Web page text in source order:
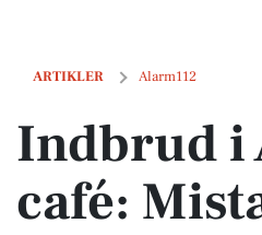
ARTIKLER Alarm112
Indbrud i Aalborg café: Mistænkt
Indbrud i
café: